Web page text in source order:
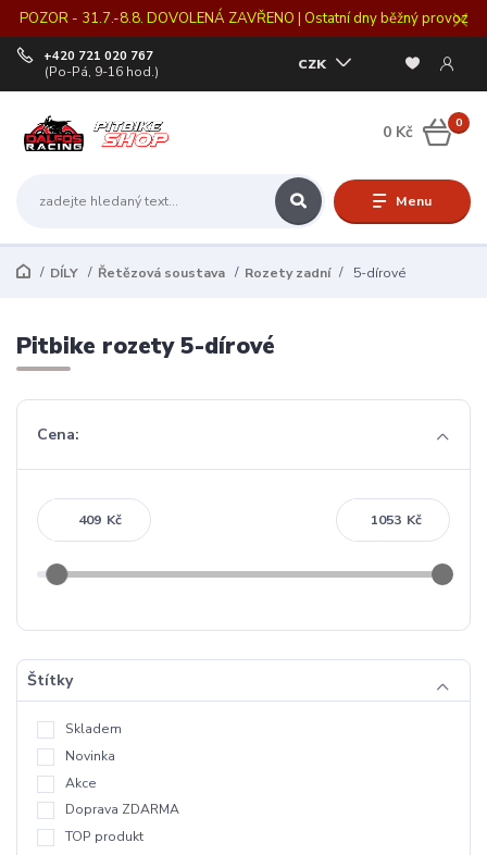
POZOR - 31.7.-8.8. DOVOLENÁ ZAVŘENO | Ostatní dny běžný provoz
Menu
CZK
+420 721 020 767
(Po-Pá, 9-16 hod.)
0
0 Kč
DÍLY Řetězová soustava Rozety zadní 5-dírové
Pitbike rozety 5-dírové
Cena:
Kč Kč
Štítky
Skladem
Novinka
Akce
Doprava ZDARMA
TOP produkt